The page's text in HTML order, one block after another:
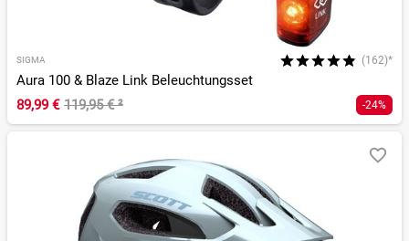
SIGMA (162)*
Aura 100 & Blaze Link Beleuchtungsset
89,99 € 119,95 €² -24%